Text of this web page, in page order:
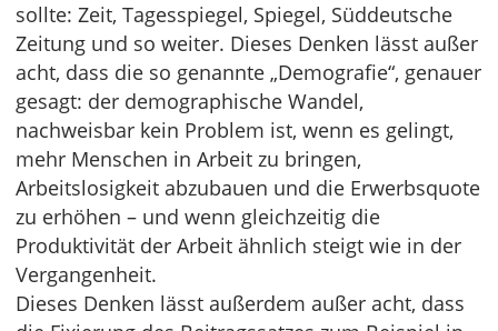
sollte: Zeit, Tagesspiegel, Spiegel, Süddeutsche
Zeitung und so weiter. Dieses Denken lässt außer
acht, dass die so genannte „Demografie“, genauer
gesagt: der demographische Wandel,
nachweisbar kein Problem ist, wenn es gelingt,
mehr Menschen in Arbeit zu bringen,
Arbeitslosigkeit abzubauen und die Erwerbsquote
zu erhöhen – und wenn gleichzeitig die
Produktivität der Arbeit ähnlich steigt wie in der
Vergangenheit.
Dieses Denken lässt außerdem außer acht, dass